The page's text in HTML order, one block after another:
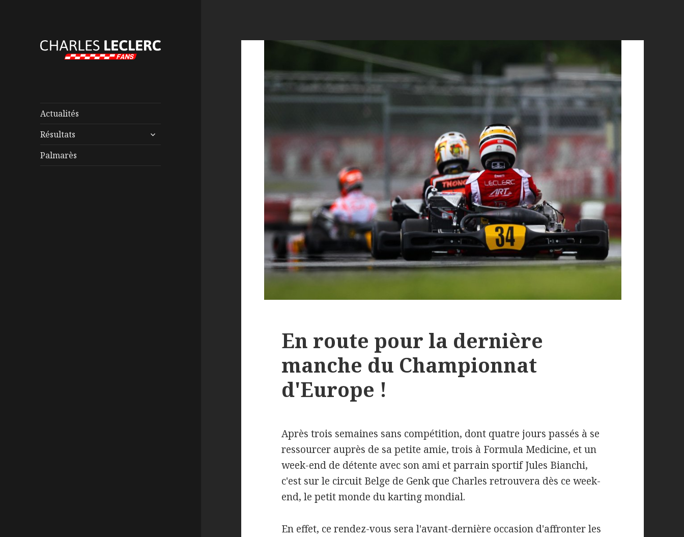
Actualités
Résultats
ouvrir
Palmarès
En route pour la dernière
manche du Championnat
d'Europe !
Après trois semaines sans compétition, dont quatre jours passés à se
ressourcer auprès de sa petite amie, trois à Formula Medicine, et un
week-end de détente avec son ami et parrain sportif Jules Bianchi,
c'est sur le circuit Belge de Genk que Charles retrouvera dès ce week-
end, le petit monde du karting mondial.
En effet, ce rendez-vous sera l'avant-dernière occasion d'affronter les